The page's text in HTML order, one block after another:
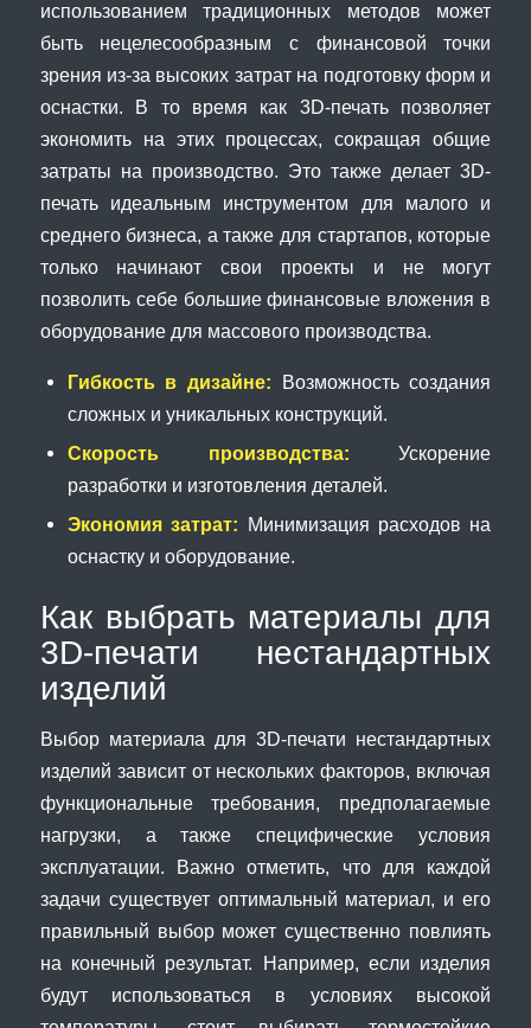
использованием традиционных методов может
быть нецелесообразным с финансовой точки
зрения из-за высоких затрат на подготовку форм и
оснастки. В то время как 3D-печать позволяет
экономить на этих процессах, сокращая общие
затраты на производство. Это также делает 3D-
печать идеальным инструментом для малого и
среднего бизнеса, а также для стартапов, которые
только начинают свои проекты и не могут
позволить себе большие финансовые вложения в
оборудование для массового производства.
Гибкость в дизайне: Возможность создания
сложных и уникальных конструкций.
Скорость производства: Ускорение
разработки и изготовления деталей.
Экономия затрат: Минимизация расходов на
оснастку и оборудование.
Как выбрать материалы для
3D-печати нестандартных
изделий
Выбор материала для 3D-печати нестандартных
изделий зависит от нескольких факторов, включая
функциональные требования, предполагаемые
нагрузки, а также специфические условия
эксплуатации. Важно отметить, что для каждой
задачи существует оптимальный материал, и его
правильный выбор может существенно повлиять
на конечный результат. Например, если изделия
будут использоваться в условиях высокой